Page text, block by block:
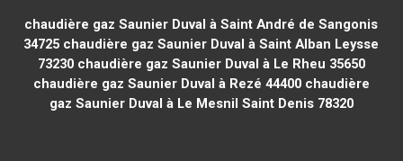
chaudière gaz Saunier Duval à Saint André de Sangonis
34725 chaudière gaz Saunier Duval à Saint Alban Leysse
73230chaudière gaz Saunier Duval à Le Rheu 35650
chaudière gaz Saunier Duval à Rezé 44400chaudière
gaz Saunier Duval à Le Mesnil Saint Denis 78320